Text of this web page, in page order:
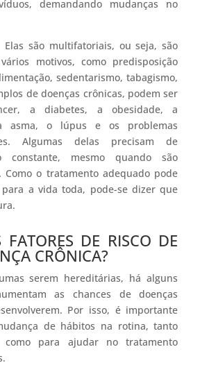
demandando mudanças no
ou seja, são
motivos, como predisposição
sedentarismo, tabagismo,
de doenças crônicas, podem ser
a diabetes, a obesidade, a
asma, o lúpus e os problemas
Algumas delas precisam de
constante, mesmo quando são
Como o tratamento adequado pode
para a vida toda, pode-se dizer que
FATORES DE RISCO DE
CRÔNICA?
serem hereditárias, há alguns
as chances de doenças
Por isso, é importante
de hábitos na rotina, tanto
como para ajudar no tratamento